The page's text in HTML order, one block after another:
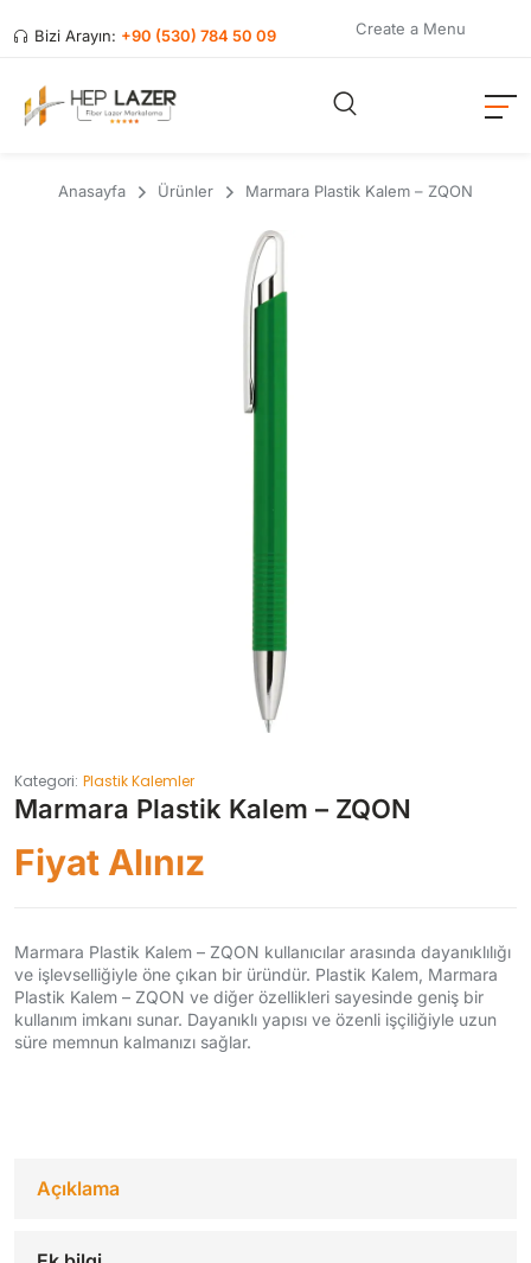
Bizi Arayın: +90 (530) 784 50 09 Create a Menu
Anasayfa Ürünler Marmara Plastik Kalem – ZQON
Kategori: Plastik Kalemler
Marmara Plastik Kalem – ZQON
Fiyat Alınız
Marmara Plastik Kalem – ZQON kullanıcılar arasında dayanıklılığı
ve işlevselliğiyle öne çıkan bir üründür. Plastik Kalem, Marmara
Plastik Kalem – ZQON ve diğer özellikleri sayesinde geniş bir
kullanım imkanı sunar. Dayanıklı yapısı ve özenli işçiliğiyle uzun
süre memnun kalmanızı sağlar.
Açıklama